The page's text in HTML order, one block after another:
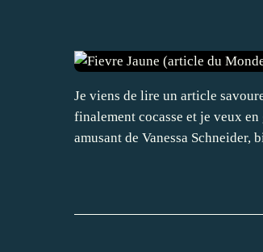
Je viens de lire un article
finalement cocasse et je veux
amusant de Vanessa Schneider,